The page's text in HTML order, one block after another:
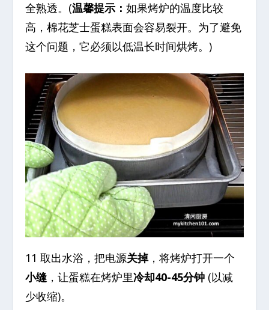
全熟透。(温馨提示：如果烤炉的温度比较
高，棉花芝士蛋糕表面会容易裂开。为了避免
这个问题，它必须以低温长时间烘烤。)
11 取出水浴，把电源关掉，将烤炉打开一个
小缝 ，让蛋糕在烤炉里冷却40-45分钟 (以减
少收缩)。